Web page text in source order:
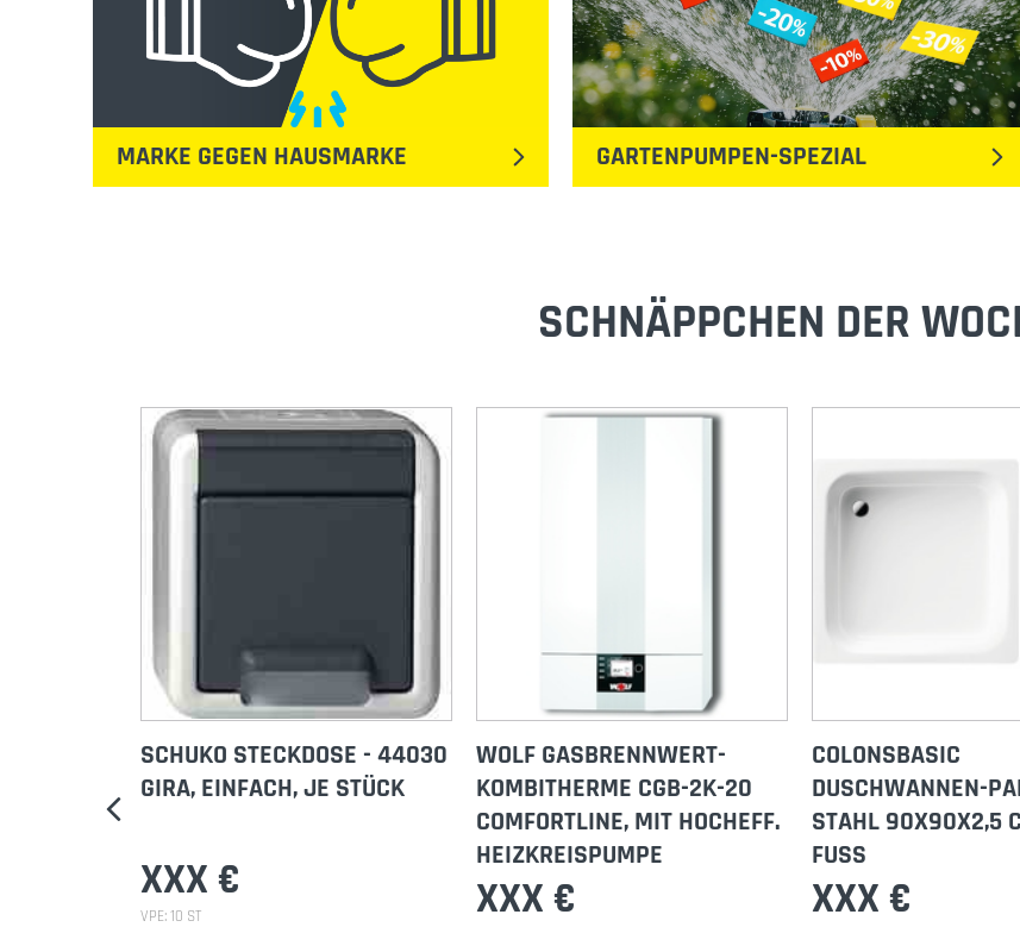
MARKE GEGEN HAUSMARKE GARTENPUMPEN-SPEZIAL
SCHNÄPPCHEN DER
SCHUKO STECKDOSE - 44030
GIRA, EINFACH, JE STÜCK
XXX €
VPE: 10 ST
WOLF GASBRENNWERT-
KOMBITHERME CGB-2K-20
COMFORTLINE, MIT HOCHEFF.
HEIZKREISPUMPE
XXX €
COLONSBASIC
DUSCHWANNEN-
STAHL 90X90X2,5
FUSS
XXX €